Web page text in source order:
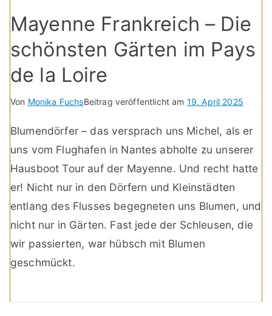
Mayenne Frankreich – Die
schönsten Gärten im Pays
de la Loire
Von Monika FuchsBeitrag veröffentlicht am 19. April 2025
Blumendörfer – das versprach uns Michel, als er
uns vom Flughafen in Nantes abholte zu unserer
Hausboot Tour auf der Mayenne. Und recht hatte
er! Nicht nur in den Dörfern und Kleinstädten
entlang des Flusses begegneten uns Blumen, und
nicht nur in Gärten. Fast jede der Schleusen, die
wir passierten, war hübsch mit Blumen
geschmückt.